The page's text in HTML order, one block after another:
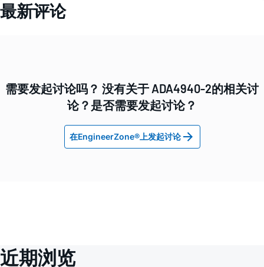
最新评论
需要发起讨论吗？ 没有关于 ADA4940-2的相关讨
论？是否需要发起讨论？
在EngineerZone®上发起讨论
近期浏览